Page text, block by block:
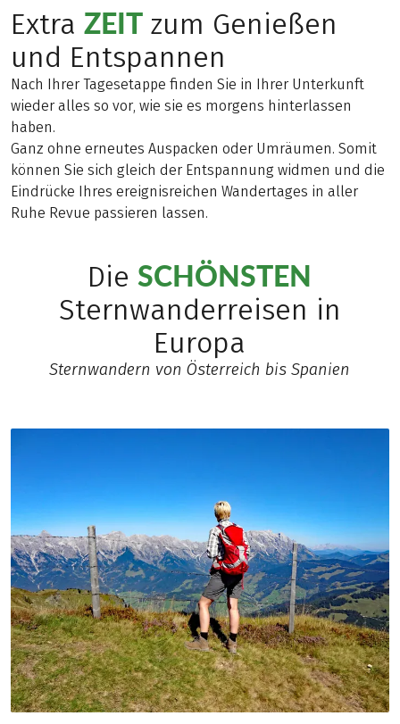
Extra ZEIT zum Genießen
und Entspannen
Nach Ihrer Tagesetappe finden Sie in Ihrer Unterkunft
wieder alles so vor, wie sie es morgens hinterlassen
haben.
Ganz ohne erneutes Auspacken oder Umräumen. Somit
können Sie sich gleich der Entspannung widmen und die
Eindrücke Ihres ereignisreichen Wandertages in aller
Ruhe Revue passieren lassen.
DieSCHÖNSTEN
Sternwanderreisen in
Europa
Sternwandern von Österreich bis Spanien